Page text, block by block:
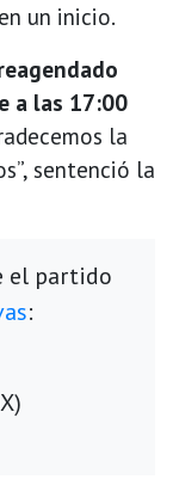
un inicio.
a las 17:00
la
sentenció la
el partido
: